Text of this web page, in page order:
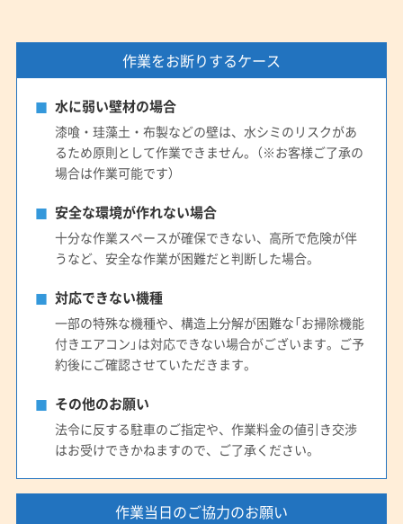
作業をお断りするケース
水に弱い壁材の場合
漆喰・珪藻土・布製などの壁は、水シミのリスクがあ
るため原則として作業できません。（※お客様ご了承の
場合は作業可能です）
安全な環境が作れない場合
十分な作業スペースが確保できない、高所で危険が伴
うなど、安全な作業が困難だと判断した場合。
対応できない機種
一部の特殊な機種や、構造上分解が困難な「お掃除機能
付きエアコン」は対応できない場合がございます。ご予
約後にご確認させていただきます。
その他のお願い
法令に反する駐車のご指定や、作業料金の値引き交渉
はお受けできかねますので、ご了承ください。
作業当日のご協力のお願い